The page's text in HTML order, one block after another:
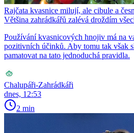
Rajčata kvasnice milují, ale cibule a
Většina zahrádkářů zalévá droždím
Používání kvasnicových hnojiv má na
pozitivních účinků. Aby tomu tak však
pamatovat na tato jednoduchá pravidla.
Chalupáři-Zahrádkáři
dnes, 12:53
2 min